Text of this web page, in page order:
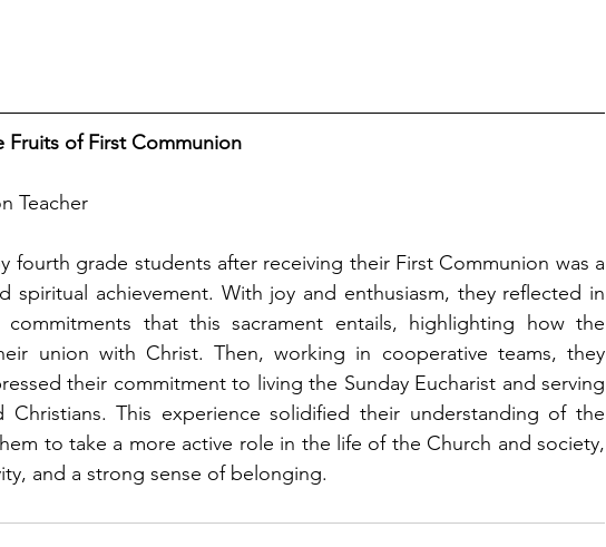
Fruits of First Communion
Teacher
fourth grade students after receiving their First Communion was a
spiritual achievement. With joy and enthusiasm, they reflected in
that this sacrament entails, highlighting how the
union with Christ. Then, working in cooperative teams, they
their commitment to living the Sunday Eucharist and serving
This experience solidified their understanding of the
to take a more active role in the life of the Church and society,
and a strong sense of belonging.